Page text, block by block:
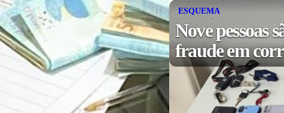
ESQUEMA
Nove pessoas
fraude em